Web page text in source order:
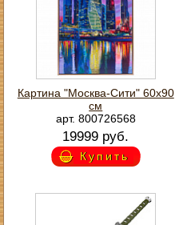
Картина "Москва-Сити" 60х90
см
арт. 800726568
19999 руб.
Купить